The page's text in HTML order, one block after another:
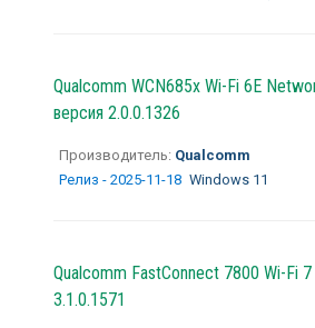
Qualcomm WCN685x Wi-Fi 6E
версия 2.0.0.1326
Производитель: Qualcomm
Релиз - 2025-11-18 Windows 11
Qualcomm FastConnect 7800 Wi-Fi
3.1.0.1571